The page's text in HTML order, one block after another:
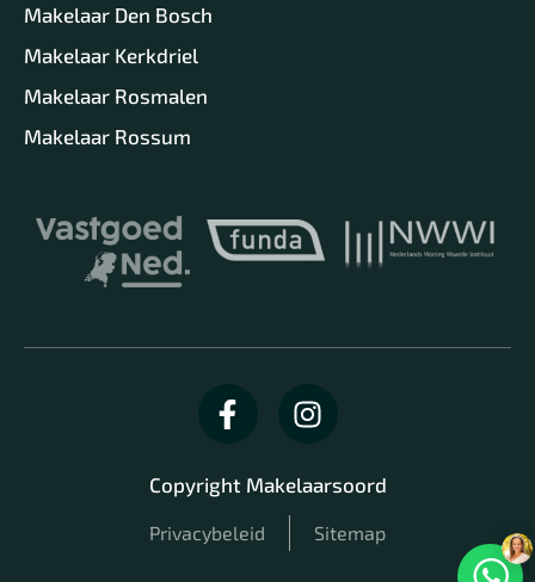
Makelaar Den Bosch
Makelaar Kerkdriel
Makelaar Rosmalen
Makelaar Rossum
Copyright Makelaarsoord
Privacybeleid Sitemap